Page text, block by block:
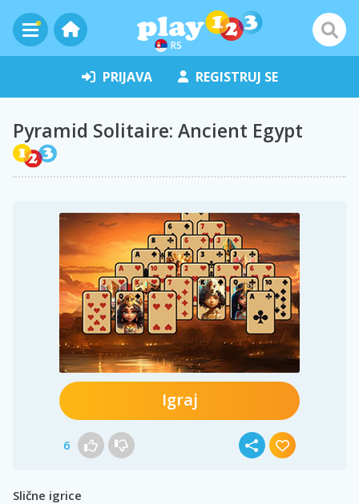
RS
PRIJAVA REGISTRUJ SE
Pyramid Solitaire: Ancient Egypt
Igraj
6
Slične igrice